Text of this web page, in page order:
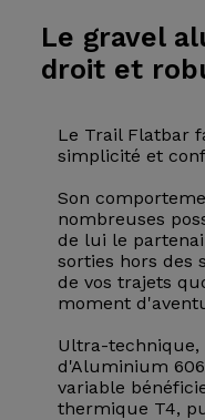
Le gravel
droit et
Le Trail Flatbar
simplicité et
Son
nombreuses
de lui le
sorties hors des
de vos trajets
moment
Ultra-
d'Aluminium
variable
thermique T4,